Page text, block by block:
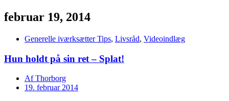
februar 19, 2014
Generelle iværksætter Tips, Livsråd, Videoindlæg
Hun holdt på sin ret – Splat!
AfThorborg
19. februar 2014